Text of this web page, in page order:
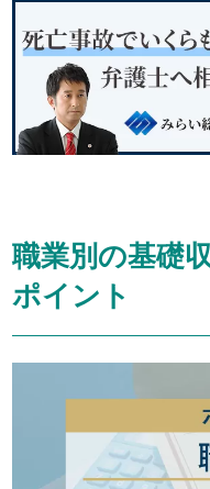
職業別の基礎
ポイント